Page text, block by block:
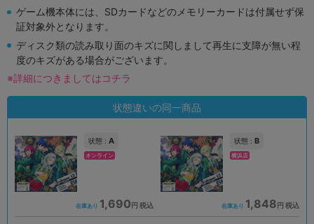
ゲーム機本体には、SDカードなどのメモリーカードは付属せず保
証対象外となります。
ディスク類の読み取り面のキズに関しまして再生に支障が無い程
度のキズがある場合がございます。
※詳細につきましてはコチラ
状態違いの同一商品
状態 : A
オンライン
在庫あり 1,690 円 税込
状態 : B
横浜店
在庫あり 1,848 円 税込